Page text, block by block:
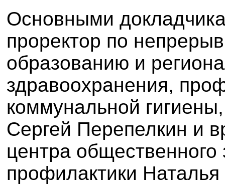
Основными
проректор по
образованию и
здравоохранения,
коммунальной гигиены
Сергей Перепелкин и
центра общественного
профилактики Наталья